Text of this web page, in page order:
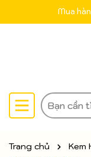
Mua
Trang chủ Kem